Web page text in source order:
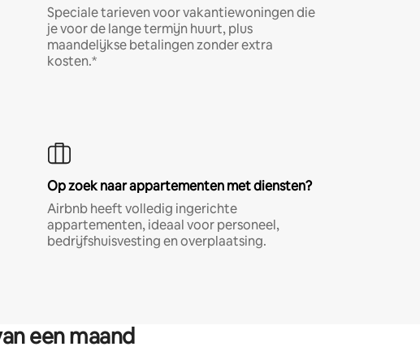
Speciale tarieven voor vakantiewoningen die
je voor de lange termijn huurt, plus
maandelijkse betalingen zonder extra
kosten.*
Op zoek naar appartementen met diensten?
Airbnb heeft volledig ingerichte
appartementen, ideaal voor personeel,
bedrijfshuisvesting en overplaatsing.
een maand